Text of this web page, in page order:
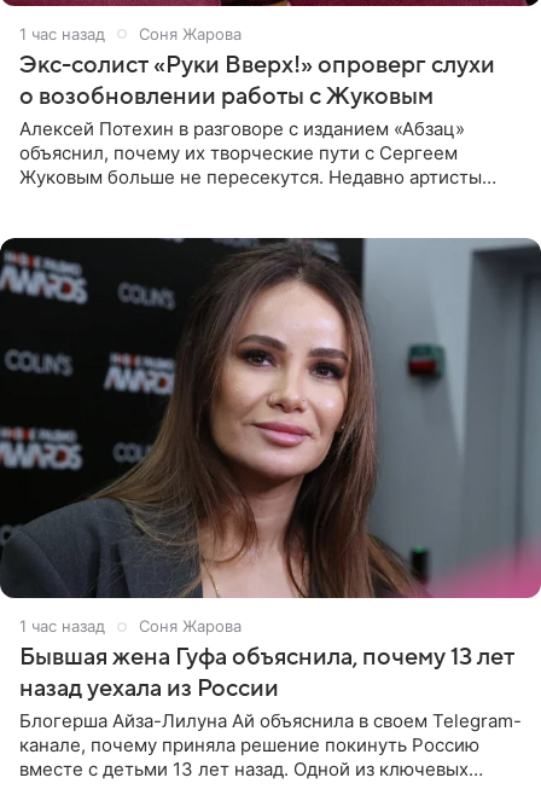
1 час назад Соня Жарова
Экс-солист «Руки Вверх!» опроверг слухи
о возобновлении работы с Жуковым
Алексей Потехин в разговоре с изданием «Абзац»
объяснил, почему их творческие пути с Сергеем
Жуковым больше не пересекутся. Недавно артисты
1 час назад Соня Жарова
Бывшая жена Гуфа объяснила, почему 13 лет
назад уехала из России
Блогерша Айза-Лилуна Ай объяснила в своем Telegram-
канале, почему приняла решение покинуть Россию
вместе с детьми 13 лет назад. Одной из ключевых